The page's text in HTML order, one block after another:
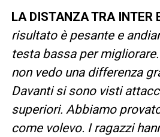
LA DISTANZA TRA INTER
risultato è pesante e
testa bassa per
non vedo una differenza
Davanti si sono visti
superiori. Abbiamo
come volevo. I ragazzi